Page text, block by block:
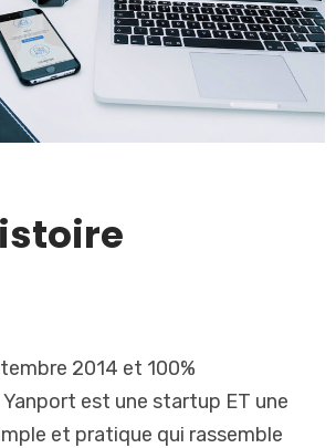
2014 et 100%
est une startup ET une
et pratique qui rassemble